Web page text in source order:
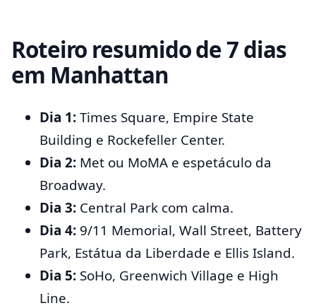
Roteiro resumido de 7 dias
em Manhattan
Dia 1:Times Square, Empire State
Building e Rockefeller Center.
Dia 2: Met ou MoMA e espetáculo da
Broadway.
Dia 3: Central Park com calma.
Dia 4: 9/11 Memorial, Wall Street, Battery
Park, Estátua da Liberdade e Ellis Island.
Dia 5: SoHo, Greenwich Village e High
Line.